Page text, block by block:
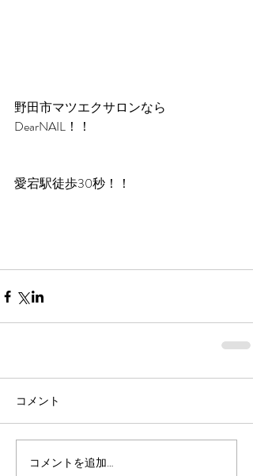
野田市マツエクサロンなら
DearNAIL！！
愛宕駅徒歩30秒！！
コメント
コメントを追加…